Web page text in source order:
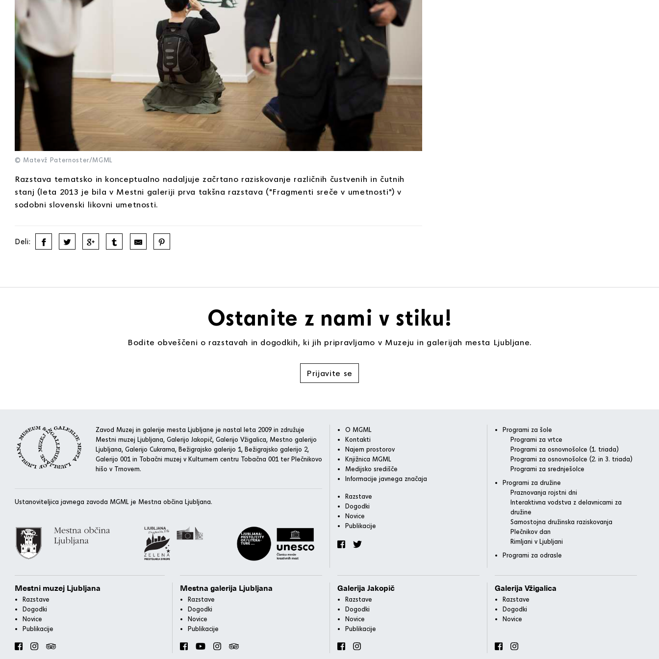
© Matevž Paternoster/MGML
Razstava tematsko in konceptualno nadaljuje začrtano raziskovanje različnih čustvenih in čutnih
stanj (leta 2013 je bila v Mestni galeriji prva takšna razstava ("Fragmenti sreče v umetnosti") v
sodobni slovenski likovni umetnosti.
Deli:
Ostanite z nami v stiku!
Bodite obveščeni o razstavah in dogodkih, ki jih pripravljamo v Muzeju in galerijah mesta Ljubljane.
Prijavite se
Zavod Muzej in galerije mesta Ljubljane je nastal leta 2009 in združuje
Mestni muzej Ljubljana, Galerijo Jakopič, Galerijo Vžigalica, Mestno galerijo
Ljubljana, Galerijo Cukrarna, Bežigrajsko galerijo 1, Bežigrajsko galerijo 2,
Galerijo 001 in Tobačni muzej v Kulturnem centru Tobačna 001 ter Plečnikovo
hišo v Trnovem.
Ustanoviteljica javnega zavoda MGML je Mestna občina Ljubljana.
O MGML
Kontakti
Najem prostorov
Knjižnica MGML
Medijsko središče
Informacije javnega značaja
Razstave
Dogodki
Novice
Publikacije
Programi za šole
Programi za vrtce
Programi za osnovnošolce (1. triada)
Programi za osnovnošolce (2. in 3. triada)
Programi za srednješolce
Programi za družine
Praznovanja rojstni dni
Interaktivna vodstva z delavnicami za
družine
Samostojna družinska raziskovanja
Plečnikov dan
Rimljani v Ljubljani
Programi za odrasle
Mestni muzej Ljubljana
Razstave
Dogodki
Novice
Publikacije
Mestna galerija Ljubljana
Razstave
Dogodki
Novice
Publikacije
Galerija Jakopič
Razstave
Dogodki
Novice
Publikacije
Galerija Vžigalica
Razstave
Dogodki
Novice